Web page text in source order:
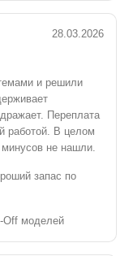
28.03.2026
и решили
Переплата
работой. В целом
минусов не нашли.
запас по
Off моделей